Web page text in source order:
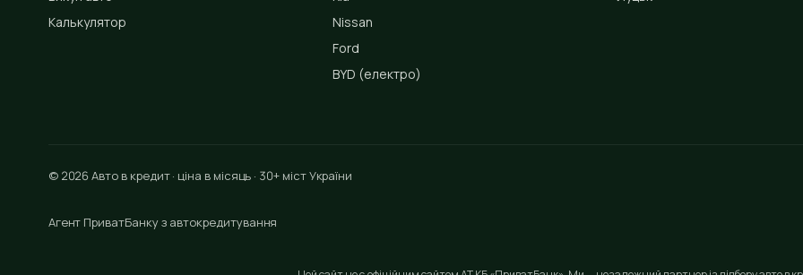
Калькулятор
Nissan
Ford
BYD (електро)
© 2026 Авто в кредит · ціна в місяць · 30+ міст України
Агент ПриватБанку з автокредитування